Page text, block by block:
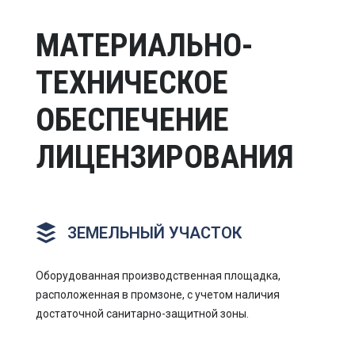
МАТЕРИАЛЬНО-
ТЕХНИЧЕСКОЕ
ОБЕСПЕЧЕНИЕ
ЛИЦЕНЗИРОВАНИЯ
ЗЕМЕЛЬНЫЙ УЧАСТОК
Оборудованная производственная площадка,
расположенная в промзоне, с учетом наличия
достаточной санитарно-защитной зоны.